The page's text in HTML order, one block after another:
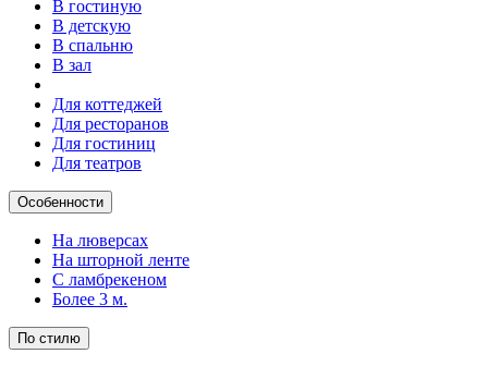
В гостиную
В детскую
В спальню
В зал
Для коттеджей
Для ресторанов
Для гостиниц
Для театров
Особенности
На люверсах
На шторной ленте
С ламбрекеном
Более 3 м.
По стилю